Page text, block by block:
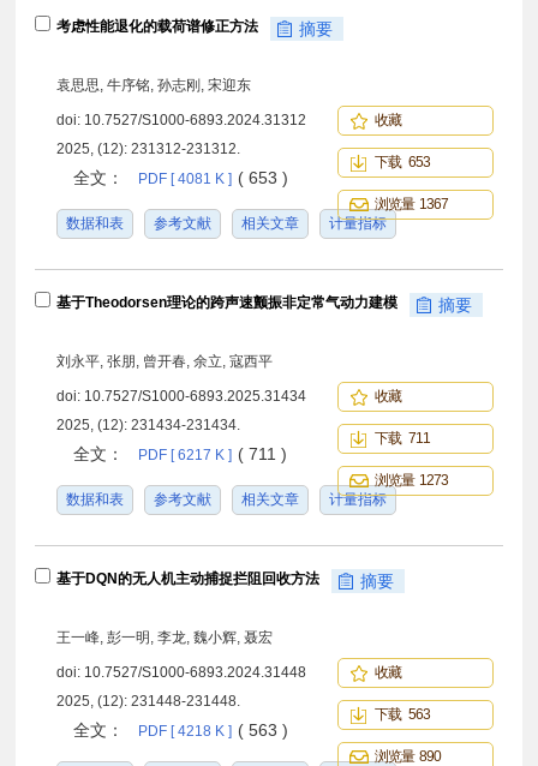
考虑性能退化的载荷谱修正方法 摘要
袁思思, 牛序铭, 孙志刚, 宋迎东
doi: 10.7527/S1000-6893.2024.31312
2025, (12): 231312-231312.
全文： PDF [ 4081 K ] ( 653 )
数据和表 参考文献 相关文章 计量指标
收藏
下载 653
浏览量 1367
基于Theodorsen理论的跨声速颤振非定常气动力建模 摘要
刘永平, 张朋, 曾开春, 余立, 寇西平
doi: 10.7527/S1000-6893.2025.31434
2025, (12): 231434-231434.
全文： PDF [ 6217 K ] ( 711 )
数据和表 参考文献 相关文章 计量指标
收藏
下载 711
浏览量 1273
基于DQN的无人机主动捕捉拦阻回收方法 摘要
王一峰, 彭一明, 李龙, 魏小辉, 聂宏
doi: 10.7527/S1000-6893.2024.31448
2025, (12): 231448-231448.
全文： PDF [ 4218 K ] ( 563 )
收藏
下载 563
浏览量 890